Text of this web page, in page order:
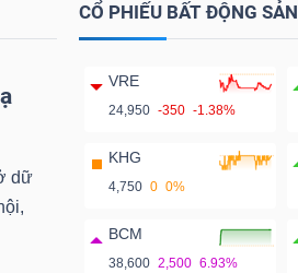
dữ
CỔ PHIẾU BẤT ĐỘNG SẢN
VRE
24,950 -350 -1.38%
KHG
4,750 0 0%
BCM
38,600 2,500 6.93%